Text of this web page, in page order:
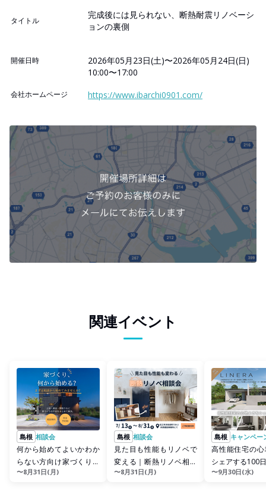
タイトル
完成後には見られない、断熱耐震リノベーシ
ョンの裏側
開催日時
2026年05月23日(土)〜2026年05月24日(日)
10:00〜17:00
会社ホームページ https://www.ibarchi0901.com/
関連イベント
島根 相談会
何から始めてよいかわか
らない方向け家づくり相
談会
〜8月31日(月)
島根 相談会
見た目も性能もリノベで
変える｜断熱リノベ相談
会
〜8月31日(月)
島根 キャンペー
高性能住宅の
シェアする100日
〜9月30日(水)